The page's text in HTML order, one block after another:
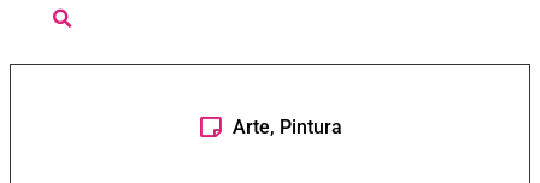
Arte, Pintura